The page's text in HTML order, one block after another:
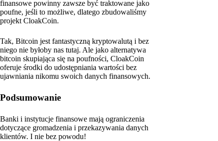
finansowe powinny zawsze być traktowane jako
poufne, jeśli to możliwe, dlatego zbudowaliśmy
projekt CloakCoin.
Tak, Bitcoin jest fantastyczną kryptowalutą i bez
niego nie byłoby nas tutaj. Ale jako alternatywa
bitcoin skupiająca się na poufności, CloakCoin
oferuje środki do udostępniania wartości bez
ujawniania nikomu swoich danych finansowych.
Podsumowanie
Banki i instytucje finansowe mają ograniczenia
dotyczące gromadzenia i przekazywania danych
klientów. I nie bez powodu!